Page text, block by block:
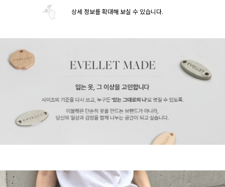
상세 정보를 확대해 보실 수 있습니다.